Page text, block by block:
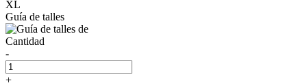
XL
Guía de talles
Cantidad
-
+